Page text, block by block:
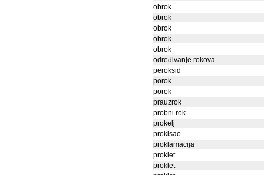
obrok
obrok
obrok
obrok
obrok
određivanje rokova
peroksid
porok
porok
prauzrok
probni rok
prokelj
prokisao
proklamacija
proklet
proklet